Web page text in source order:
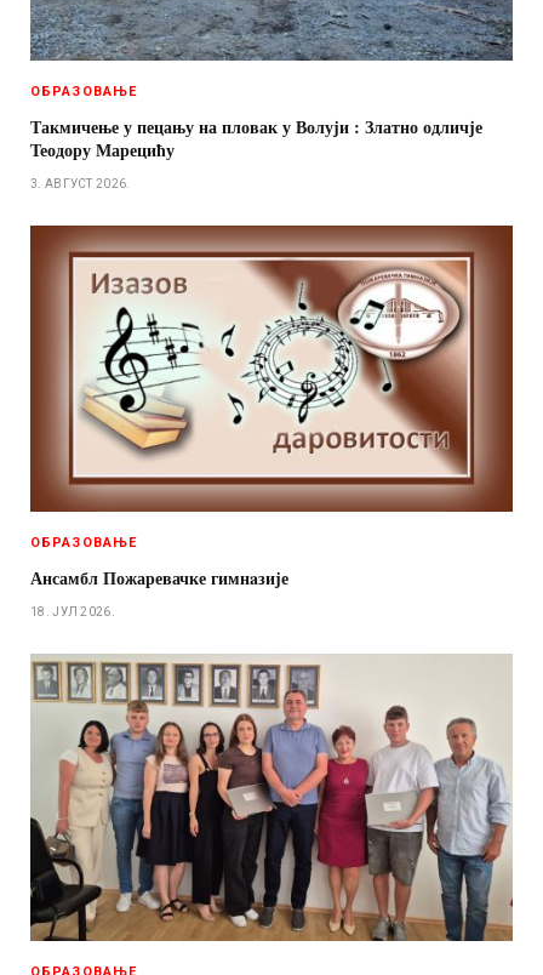
ОБРАЗОВАЊЕ
Такмичење у пецању на пловак у Волуји : Златно одличје
Теодору Марецићу
3. АВГУСТ 2026.
ОБРАЗОВАЊЕ
Ансамбл Пожаревачке гимнaзије
18. ЈУЛ 2026.